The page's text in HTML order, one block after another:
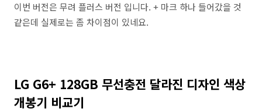
이번 버전은 무려 플러스 버전 입니다. + 마크 하나 들어갔을 것
같은데 실제로는 좀 차이점이 있네요.
LG G6+ 128GB 무선충전 달라진 디자인 색상
개봉기 비교기